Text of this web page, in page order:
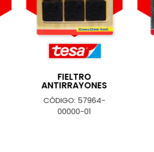
FIELTRO
ANTIRRAYONES
CÓDIGO: 57964-
00000-01